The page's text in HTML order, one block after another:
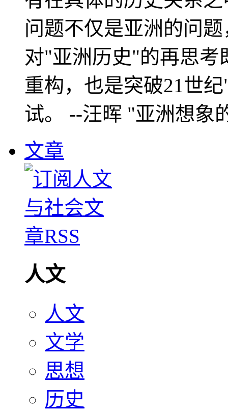
问题不仅是亚洲的问
对"亚洲历史"的再思考
重构，也是突破21世
试。 --汪晖 "亚洲想象
文章
人文
人文
文学
思想
历史